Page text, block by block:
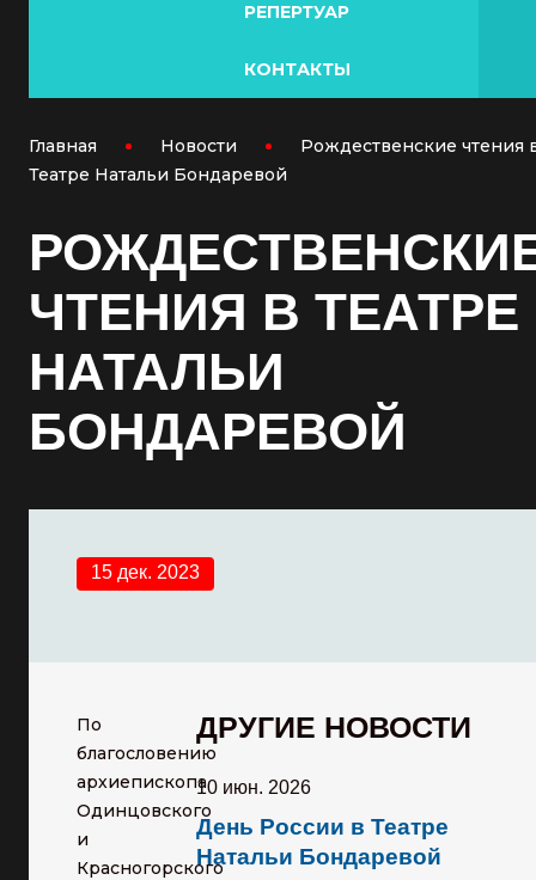
РЕПЕРТУАР
КОНТАКТЫ
Главная Новости
Рождественские чтения
Театре Натальи Бондаревой
ЧТЕНИЯ В ТЕАТРЕ
НАТАЛЬИ
БОНДАРЕВОЙ
15 дек. 2023
По
благословению
архиепископа
Одинцовского
и
Красногорского
ДРУГИЕ НОВОСТИ
10 июн. 2026
День России в Театре
Натальи Бондаревой